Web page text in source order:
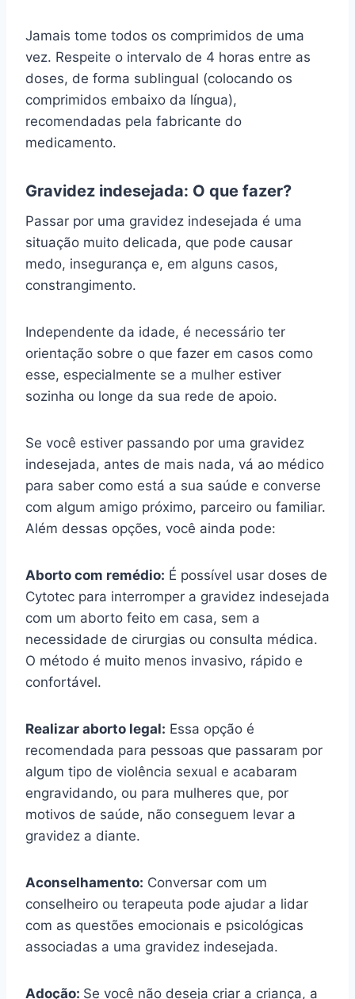
Jamais tome todos os comprimidos de uma
vez. Respeite o intervalo de 4 horas entre as
doses, de forma sublingual (colocando os
comprimidos embaixo da língua),
recomendadas pela fabricante do
medicamento.
Gravidez indesejada: O que fazer?
Passar por uma gravidez indesejada é uma
situação muito delicada, que pode causar
medo, insegurança e, em alguns casos,
constrangimento.
Independente da idade, é necessário ter
orientação sobre o que fazer em casos como
esse, especialmente se a mulher estiver
sozinha ou longe da sua rede de apoio.
Se você estiver passando por uma gravidez
indesejada, antes de mais nada, vá ao médico
para saber como está a sua saúde e converse
com algum amigo próximo, parceiro ou familiar.
Além dessas opções, você ainda pode:
Aborto com remédio: É possível usar doses de
Cytotec para interromper a gravidez indesejada
com um aborto feito em casa, sem a
necessidade de cirurgias ou consulta médica.
O método é muito menos invasivo, rápido e
confortável.
Realizar aborto legal: Essa opção é
recomendada para pessoas que passaram por
algum tipo de violência sexual e acabaram
engravidando, ou para mulheres que, por
motivos de saúde, não conseguem levar a
gravidez a diante.
Aconselhamento: Conversar com um
conselheiro ou terapeuta pode ajudar a lidar
com as questões emocionais e psicológicas
associadas a uma gravidez indesejada.
Adoção: Se você não deseja criar a criança, a